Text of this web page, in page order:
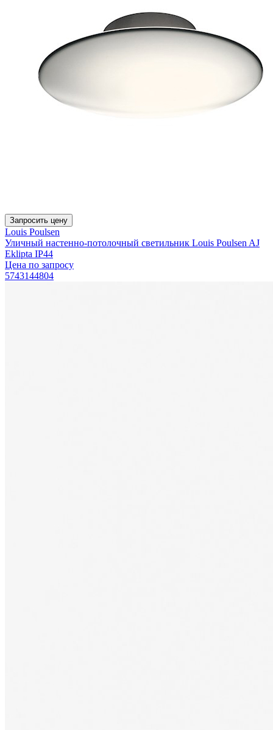
Запросить цену
Louis Poulsen
Уличный настенно-потолочный светильник Louis Poulsen AJ
Eklipta IP44
Цена по запросу
5743144804